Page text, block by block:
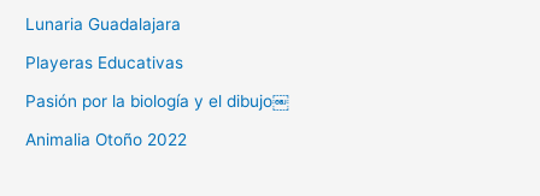
Lunaria Guadalajara
Playeras Educativas
Pasión por la biología y el dibujo￼
Animalia Otoño 2022